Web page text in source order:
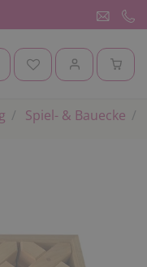
Spiel- & Bauecke